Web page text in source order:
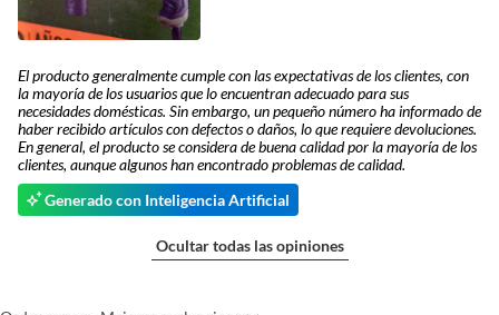
El producto generalmente cumple con las expectativas de los clientes, con
la mayoría de los usuarios que lo encuentran adecuado para sus
necesidades domésticas. Sin embargo, un pequeño número ha informado de
haber recibido artículos con defectos o daños, lo que requiere devoluciones.
En general, el producto se considera de buena calidad por la mayoría de los
clientes, aunque algunos han encontrado problemas de calidad.
Generado con Inteligencia Artificial
Ocultar todas las opiniones